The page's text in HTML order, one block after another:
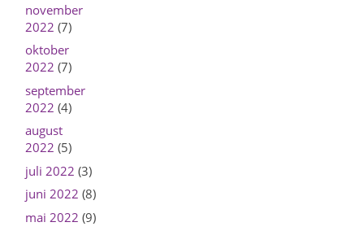
november
2022 (7)
oktober
2022 (7)
september
2022 (4)
august
2022 (5)
juli 2022 (3)
juni 2022 (8)
mai 2022 (9)